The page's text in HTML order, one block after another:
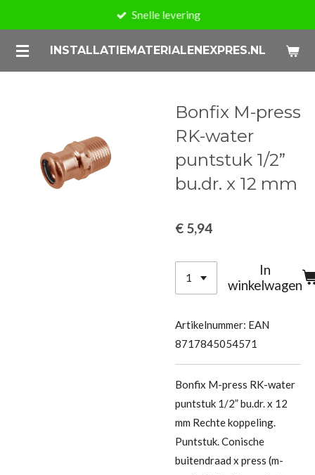
naar
de
INSTALLATIEMATERIALENEXPRES.NL
Snelle levering
Bonfix M-press
RK-water
puntstuk 1/2”
bu.dr. x 12 mm
€ 5,94
In
winkelwagen
Artikelnummer: EAN
8717845054571
Bonfix M-press RK-water
puntstuk 1/2” bu.dr. x 12
mm Rechte koppeling.
Puntstuk. Conische
buitendraad x press (m-